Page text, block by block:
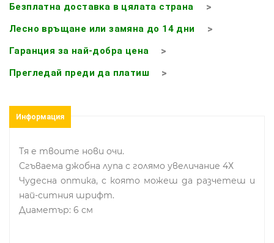
Безплатна доставка в цялата страна
Лесно връщане или замяна до 14 дни
Гаранция за най-добра цена
Прегледай преди да платиш
Информация
Тя е твоите нови очи.
Сгъваема джобна лупа с голямо увеличание 4Х
Чудесна оптика, с която можеш да разчетеш и
най-ситния шрифт.
Диаметър: 6 см